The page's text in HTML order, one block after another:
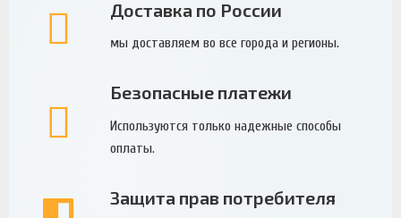
Доставка по России
мы доставляем во все города и регионы.
Безопасные платежи
Используются только надежные способы
оплаты.
Защита прав потребителя